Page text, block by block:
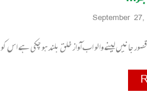
September
لینے والو اب آواز خلق بلند ہو چکی ہے اس کو